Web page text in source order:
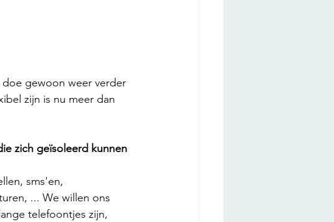
gewoon weer verder
zijn is nu meer dan
zich geïsoleerd kunnen
sms'en,
... We willen ons
telefoontjes zijn,